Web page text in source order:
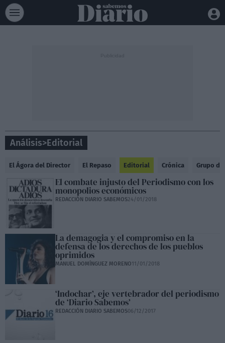
Análisis>Editorial
El Ágora del Director El Repaso Editorial Crónica Grupo
El combate injusto del Periodismo con los
monopolios económicos
REDACCIÓN DIARIO SABEMOS24/01/2018
La demagogia y el compromiso en la
defensa de los derechos de los pueblos
oprimidos
MANUEL DOMÍNGUEZ MORENO11/01/2018
‘Indochar’, eje vertebrador del periodismo
de ‘Diario Sabemos’
REDACCIÓN DIARIO SABEMOS06/12/2017